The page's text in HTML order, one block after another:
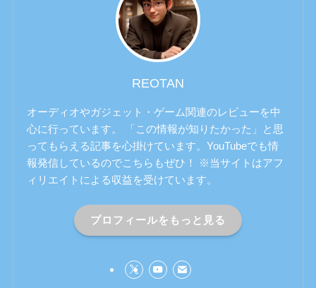
REOTAN
オーディオやガジェット・ゲーム関連のレビューを中
心に行っています。 「この情報が知りたかった」と思
ってもらえる記事を心掛けています。YouTubeでも情
報発信しているのでこちらもぜひ！ ※当サイトはアフ
ィリエイトによる収益を受けています。
プロフィールをもっと見る